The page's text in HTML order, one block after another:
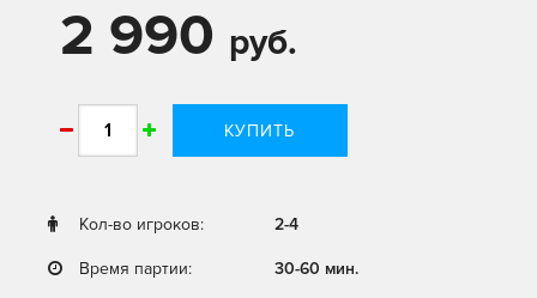
2 990 руб.
КУПИТЬ
Кол-во игроков: 2-4
Время партии: 30-60 мин.